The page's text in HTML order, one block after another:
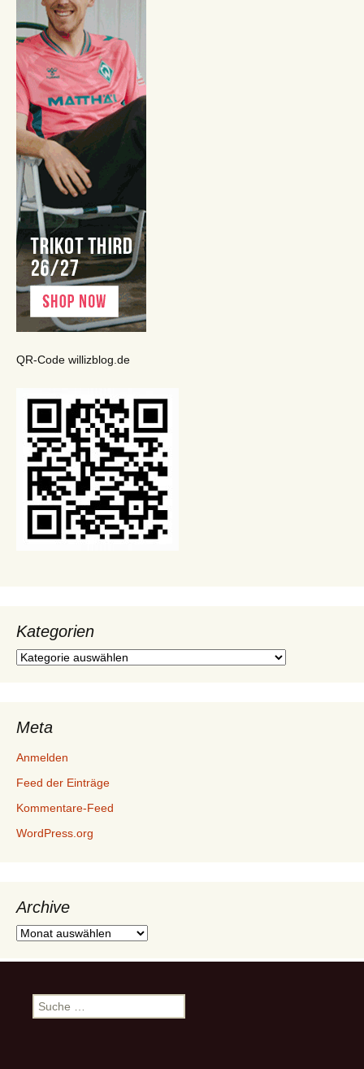
QR-Code willizblog.de
Kategorien
Kategorien
Meta
Anmelden
Feed der Einträge
Kommentare-Feed
WordPress.org
Archive
Archive
Suche
nach: